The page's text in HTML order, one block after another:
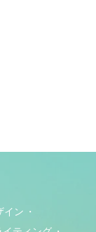
イン